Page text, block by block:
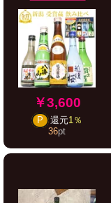
￥3,600
P 還元1％
36pt